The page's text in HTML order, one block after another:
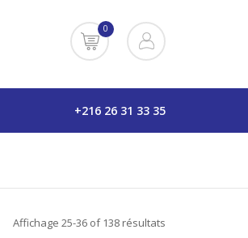
0
+216 26 31 33 35
Affichage 25-36 of 138 résultats